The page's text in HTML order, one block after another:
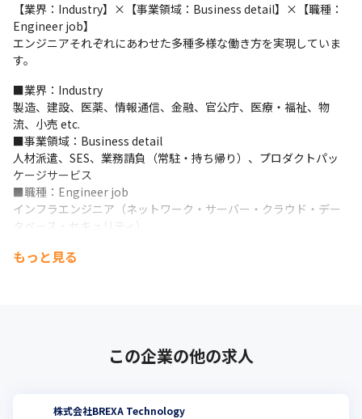
【業界：Industry】×【事業領域：Business detail】×【職種：
Engineer job】
エンジニアそれぞれにあわせた多種多様な働き方を実現していま
す。
■業界：Industry
製造、建設、医薬、情報通信、金融、官公庁、医療・福祉、物
流、小売 etc.
■事業領域：Business detail
人材派遣、SES、業務請負（常駐・持ち帰り）、プロダクトパッ
ケージサービス
■職種：Engineer job
インフラエンジニア（ネットワーク・サーバー・クラウド・デー
タベース・セキュリティ）
Maas、移動体通信、ICT、ITサポート事務、デザイン
る商社としての機能や、
そのため、対応可能な技術領域はSIからインフラ基盤構築、アプ
もっと見る
この企業の他の求人
株式会社BREXA Technology